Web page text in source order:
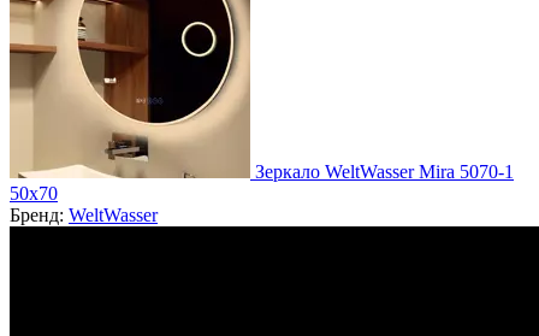
Зеркало WeltWasser Mira 5070-1
50х70
Бренд: WeltWasser